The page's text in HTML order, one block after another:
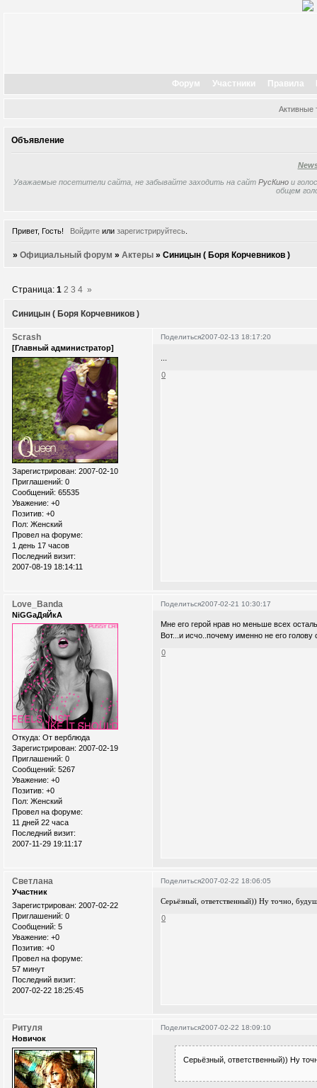
Форум Участники Правила
Активные
Объявление
Уважаемые посетители сайта, не забывайте заходить на сайт РусКино и
общем
Привет, Гость! Войдитеили зарегистрируйтесь.
»Официальный форум »Актеры »Cиницын ( Боря Корчевников )
Cиницын ( Боря Корчевников )
Страница:1 2 3 4 »
Поделиться2007-02-13 18:17:20
Scrash
[Главный администратор]
Зарегистрирован: 2007-02-10
Приглашений: 0
Сообщений: 65535
Уважение: +0
Позитив: +0
Пол: Женский
Провел на форуме:
1 день 17 часов
Последний визит:
2007-08-19 18:14:11
0
Поделиться2007-02-21 10:30:17
Love_Banda
NiGGaДяЙкА
Откуда: От верблюда
Зарегистрирован: 2007-02-19
Приглашений: 0
Сообщений: 5267
Уважение: +0
Позитив: +0
Пол: Женский
Провел на форуме:
11 дней 22 часа
Последний визит:
2007-11-29 19:11:17
Мне его герой нрав но меньше всех
Вот...и исчо..почему именно не его
0
Поделиться2007-02-22 18:06:05
Светлана
Участник
Зарегистрирован: 2007-02-22
Приглашений: 0
Сообщений: 5
Уважение: +0
Позитив: +0
Провел на форуме:
57 минут
Последний визит:
2007-02-22 18:25:45
Серьёзный, ответственный)) Ну точно,
0
Поделиться2007-02-22 18:09:10
Ритуля
Новичок
Серьёзный, ответственный)) Ну